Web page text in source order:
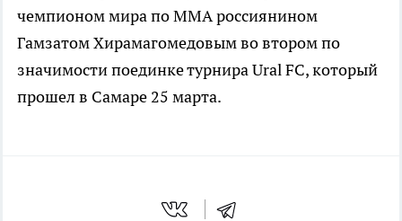
чемпионом мира по ММА россиянином
Гамзатом Хирамагомедовым во втором по
значимости поединке турнира Ural FC, который
прошел в Самаре 25 марта.